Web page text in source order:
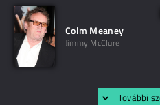
Colm Meaney
Jimmy McClure
További